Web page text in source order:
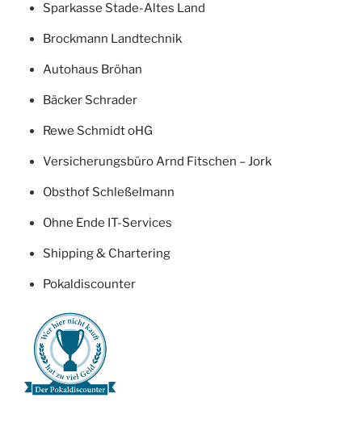
Sparkasse Stade-Altes Land
Brockmann Landtechnik
Autohaus Bröhan
Bäcker Schrader
Rewe Schmidt oHG
Versicherungsbüro Arnd Fitschen – Jork
Obsthof Schleßelmann
Ohne Ende IT-Services
Shipping & Chartering
Pokaldiscounter